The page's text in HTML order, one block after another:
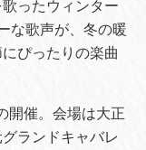
ったウィンター
な歌声が、冬の暖
ぴったりの楽曲
開催。会場は大正
ランドキャバレ